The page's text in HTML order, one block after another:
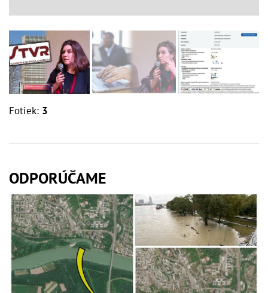
Fotiek: 3
ODPORÚČAME